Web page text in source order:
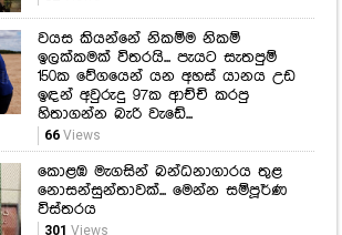
කොළඹ මැගසින් බන්ධනාගාරය තුළ
නොසන්සුන්තාවක්... මෙන්න සම්පූර්ණ
විස්තරය
301 Views
පවුල් 10කින් 9ක්ම ණය වෙලා...
දේපළත් විකුණලා.. ලෙඩේටත් වඩා
අමාරු වුණු ආර්ථික පහර, සරම්ප
වසංගතය නිසා බංග්ලාදේශයෙන්
ඇසෙන කඳුළු කතාව මෙන්න